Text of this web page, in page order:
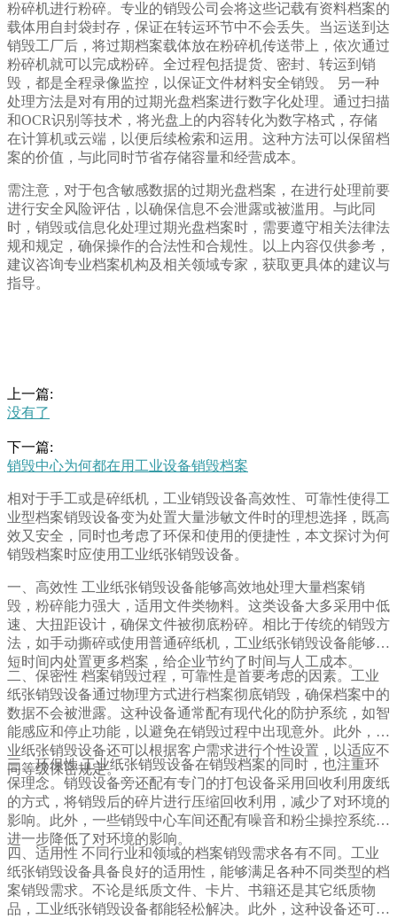
粉碎机进行粉碎。专业的销毁公司会将这些记载有资料档案的
载体用自封袋封存，保证在转运环节中不会丢失。当运送到达
销毁工厂后，将过期档案载体放在粉碎机传送带上，依次通过
粉碎机就可以完成粉碎。全过程包括提货、密封、转运到销
毁，都是全程录像监控，以保证文件材料安全销毁。 另一种
处理方法是对有用的过期光盘档案进行数字化处理。通过扫描
和OCR识别等技术，将光盘上的内容转化为数字格式，存储
在计算机或云端，以便后续检索和运用。这种方法可以保留档
案的价值，与此同时节省存储容量和经营成本。
需注意，对于包含敏感数据的过期光盘档案，在进行处理前要
进行安全风险评估，以确保信息不会泄露或被滥用。与此同
时，销毁或信息化处理过期光盘档案时，需要遵守相关法律法
规和规定，确保操作的合法性和合规性。以上内容仅供参考，
建议咨询专业档案机构及相关领域专家，获取更具体的建议与
指导。
上一篇:
没有了
下一篇:
销毁中心为何都在用工业设备销毁档案
相对于手工或是碎纸机，工业销毁设备高效性、可靠性使得工
业型档案销毁设备变为处置大量涉敏文件时的理想选择，既高
效又安全，同时也考虑了环保和使用的便捷性，本文探讨为何
销毁档案时应使用工业纸张销毁设备。
一、高效性 工业纸张销毁设备能够高效地处理大量档案销
毁，粉碎能力强大，适用文件类物料。这类设备大多采用中低
速、大扭距设计，确保文件被彻底粉碎。相比于传统的销毁方
法，如手动撕碎或使用普通碎纸机，工业纸张销毁设备能够在
短时间内处置更多档案，给企业节约了时间与人工成本。
二、保密性 档案销毁过程，可靠性是首要考虑的因素。工业
纸张销毁设备通过物理方式进行档案彻底销毁，确保档案中的
数据不会被泄露。这种设备通常配有现代化的防护系统，如智
能感应和停止功能，以避免在销毁过程中出现意外。此外，工
业纸张销毁设备还可以根据客户需求进行个性设置，以适应不
同等级保密规定。
三、环保性 工业纸张销毁设备在销毁档案的同时，也注重环
保理念。销毁设备旁还配有专门的打包设备采用回收利用废纸
的方式，将销毁后的碎片进行压缩回收利用，减少了对环境的
影响。此外，一些销毁中心车间还配有噪音和粉尘操控系统，
进一步降低了对环境的影响。
四、适用性 不同行业和领域的档案销毁需求各有不同。工业
纸张销毁设备具备良好的适用性，能够满足各种不同类型的档
案销毁需求。不论是纸质文件、卡片、书籍还是其它纸质物
品，工业纸张销毁设备都能轻松解决。此外，这种设备还可以